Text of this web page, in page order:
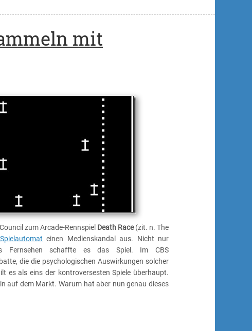
mit
zum Arcade-Rennspiel Death Race(zit. n. The
Spielautomat einen Medienskandal aus. Nicht nur
Fernsehen schaffte es das Spiel. Im CBS
die die psychologischen Auswirkungen solcher
es als eins der kontroversesten Spiele überhaupt.
auf dem Markt. Warum hat aber nun genau dieses